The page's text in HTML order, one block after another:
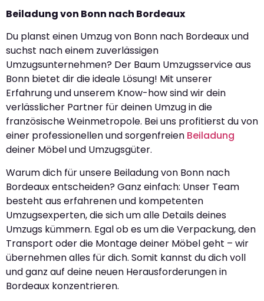
Beiladung von Bonn nach Bordeaux
Du planst einen Umzug von Bonn nach Bordeaux und
suchst nach einem zuverlässigen
Umzugsunternehmen? Der Baum Umzugsservice aus
Bonn bietet dir die ideale Lösung! Mit unserer
Erfahrung und unserem Know-how sind wir dein
verlässlicher Partner für deinen Umzug in die
französische Weinmetropole. Bei uns profitierst du von
einer professionellen und sorgenfreien Beiladung
deiner Möbel und Umzugsgüter.
Warum dich für unsere Beiladung von Bonn nach
Bordeaux entscheiden? Ganz einfach: Unser Team
besteht aus erfahrenen und kompetenten
Umzugsexperten, die sich um alle Details deines
Umzugs kümmern. Egal ob es um die Verpackung, den
Transport oder die Montage deiner Möbel geht – wir
übernehmen alles für dich. Somit kannst du dich voll
und ganz auf deine neuen Herausforderungen in
Bordeaux konzentrieren.